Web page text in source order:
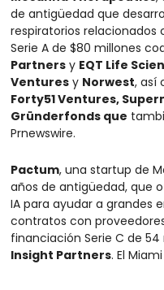
de antigüedad que
respiratorios relacionados
Serie A de $80 millones
Partners y EQT Life
Ventures y Norwest
Forty51 Ventures,
Gründerfonds que
Prnewswire.
Pactum, una startup de
años de antigüedad, que
IA para ayudar a grandes
contratos con
Insight Partners. El